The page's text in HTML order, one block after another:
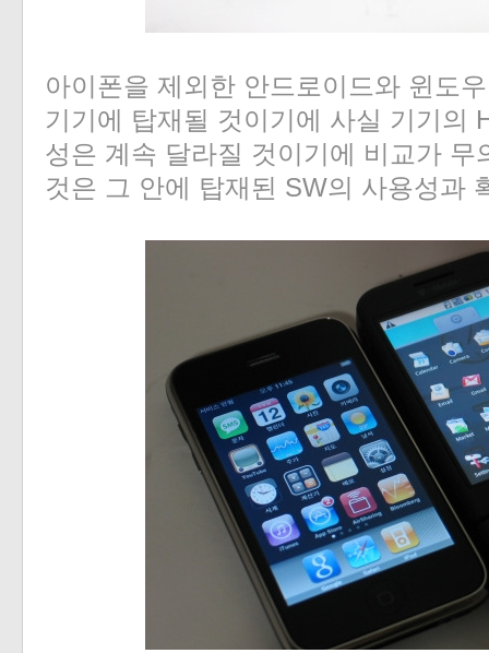
아이폰을 제외한 안드로이드와 윈도
기기에 탑재될 것이기에 사실 기기의
성은 계속 달라질 것이기에 비교가 무
것은 그 안에 탑재된 SW의 사용성과